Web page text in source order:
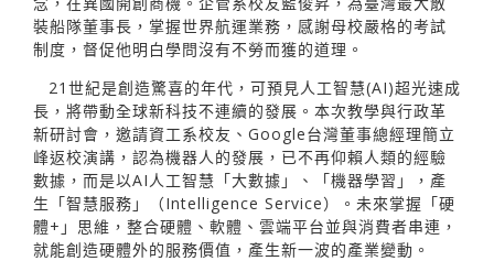
裝船隊董事長，掌握世界航運業務，感謝母校嚴格的考試
制度，督促他明白學問沒有不勞而獲的道理。
21世紀是創造驚喜的年代，可預見人工智慧(AI)超光速成
長，將帶動全球新科技不連續的發展。本次教學與行政革
新研討會，邀請資工系校友、Google台灣董事總經理簡立
峰返校演講，認為機器人的發展，已不再仰賴人類的經驗
數據，而是以AI人工智慧「大數據」、「機器學習」，產
生「智慧服務」（Intelligence Service）。未來掌握「硬
體+」思維，整合硬體、軟體、雲端平台並與消費者串連，
就能創造硬體外的服務價值，產生新一波的產業變動。